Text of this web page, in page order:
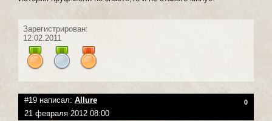
Зарегистрирован:
12.02.2011
#19 написал: Allure 0
21 февраля 2012 08:00